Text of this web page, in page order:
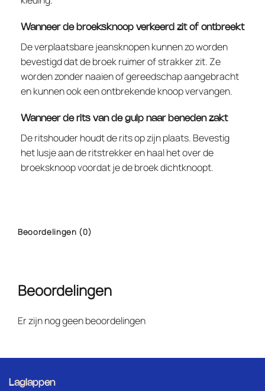
Wanneer de broeksknoop verkeerd zit of ontbreekt
De verplaatsbare jeansknopen kunnen zo worden
bevestigd dat de broek ruimer of strakker zit. Ze
worden zonder naaien of gereedschap aangebracht
en kunnen ook een ontbrekende knoop vervangen.
Wanneer de rits van de gulp naar beneden zakt
De ritshouder houdt de rits op zijn plaats. Bevestig
het lusje aan de ritstrekker en haal het over de
broeksknoop voordat je de broek dichtknoopt.
Beoordelingen (0)
Beoordelingen
Er zijn nog geen beoordelingen
Laglappen